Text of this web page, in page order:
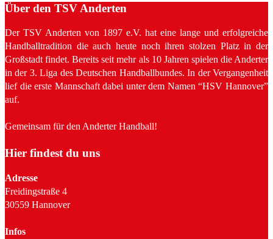
Über den TSV Anderten
Der TSV Anderten von 1897 e.V. hat eine lange und erfolgreiche
Handballtradition die auch heute noch ihren stolzen Platz in der
Großstadt findet. Bereits seit mehr als 10 Jahren spielen die Anderter
in der 3. Liga des Deutschen Handballbundes. In der Vergangenheit
lief die erste Mannschaft dabei unter dem Namen “HSV Hannover”
auf.
Gemeinsam für den Anderter Handball!
Hier findest du uns
Adresse
Freidingstraße 4
30559 Hannover
Infos